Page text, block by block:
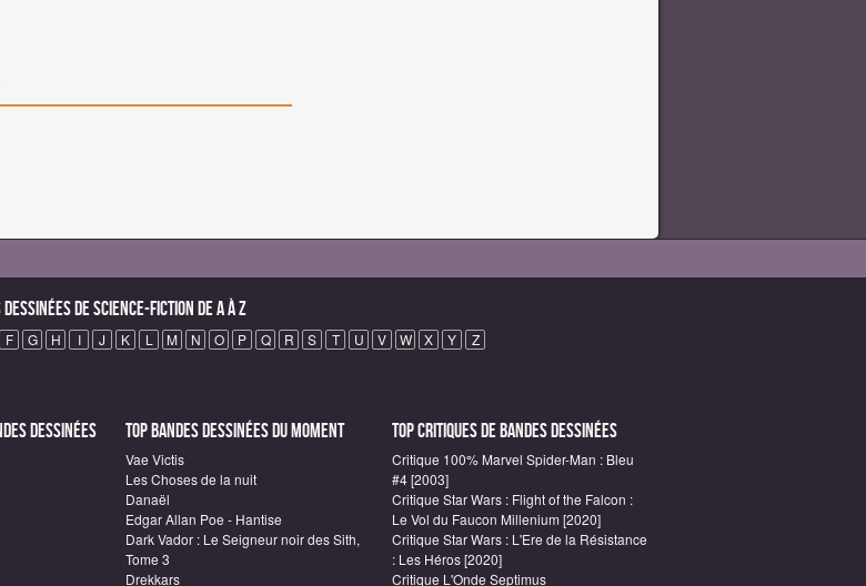
de science-fiction de A à Z
F G H I J K L M N O P Q R S T U V W X Y Z
Dessinées Top Bandes Dessinées du moment
Vae Victis
Les Choses de la nuit
Danaël
Edgar Allan Poe - Hantise
Dark Vador : Le Seigneur noir des Sith,
Tome 3
Drekkars
Top critiques de Bandes Dessinées
Critique 100% Marvel Spider-Man : Bleu
#4 [2003]
Critique Star Wars : Flight of the Falcon :
Le Vol du Faucon Millenium [2020]
Critique Star Wars : L'Ere de la Résistance
: Les Héros [2020]
Critique L'Onde Septimus